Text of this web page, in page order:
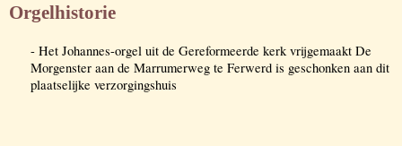
Orgelhistorie
- Het Johannes-orgel uit de Gereformeerde kerk vrijgemaakt De
Morgenster aan de Marrumerweg te Ferwerd is geschonken aan dit
plaatselijke verzorgingshuis